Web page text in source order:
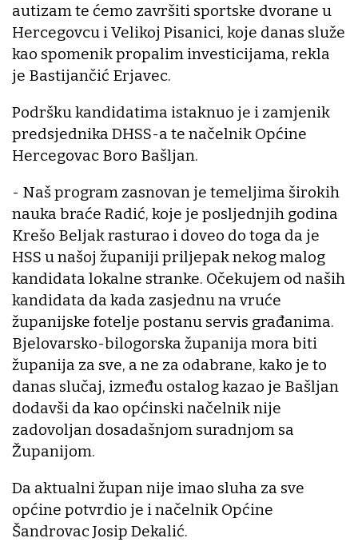
autizam te ćemo završiti sportske dvorane u
Hercegovcu i Velikoj Pisanici, koje danas služe
kao spomenik propalim investicijama, rekla
je Bastijančić Erjavec.
Podršku kandidatima istaknuo je i zamjenik
predsjednika DHSS-a te načelnik Općine
Hercegovac Boro Bašljan.
- Naš program zasnovan je temeljima širokih
nauka braće Radić, koje je posljednjih godina
Krešo Beljak rasturao i doveo do toga da je
HSS u našoj županiji priljepak nekog malog
kandidata lokalne stranke. Očekujem od naših
kandidata da kada zasjednu na vruće
županijske fotelje postanu servis građanima.
Bjelovarsko-bilogorska županija mora biti
županija za sve, a ne za odabrane, kako je to
danas slučaj, između ostalog kazao je Bašljan
dodavši da kao općinski načelnik nije
zadovoljan dosadašnjom suradnjom sa
Županijom.
Da aktualni župan nije imao sluha za sve
općine potvrdio je i načelnik Općine
Šandrovac Josip Dekalić.